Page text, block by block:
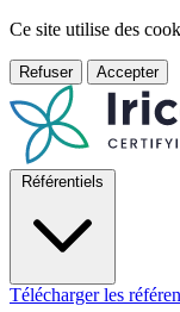
Ce site utilise des
Refuser Accepter
Référentiels
Télécharger les